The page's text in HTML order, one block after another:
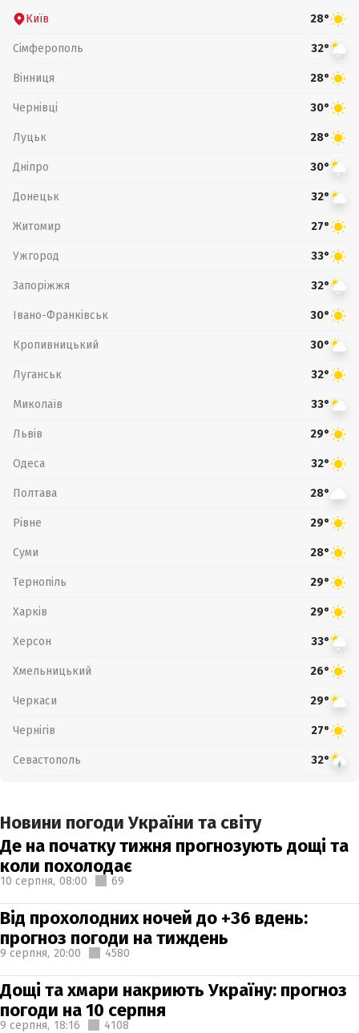
Київ 28°
Сімферополь 32°
Вінниця 28°
Чернівці 30°
Луцьк 28°
Дніпро 30°
Донецьк 32°
Житомир 27°
Ужгород 33°
Запоріжжя 32°
Івано-Франківськ 30°
Кропивницький 30°
Луганськ 32°
Миколаїв 33°
Львів 29°
Одеса 32°
Полтава 28°
Рівне 29°
Суми 28°
Тернопіль 29°
Харків 29°
Херсон 33°
Хмельницький 26°
Черкаси 29°
Чернігів 27°
Севастополь 32°
Новини погоди України та світу
Де на початку тижня прогнозують дощі та
коли похолодає
10 серпня, 08:00 69
Від прохолодних ночей до +36 вдень:
прогноз погоди на тиждень
9 серпня, 20:00 4580
Дощі та хмари накриють Україну: прогноз
погоди на 10 серпня
9 серпня, 18:16 4108